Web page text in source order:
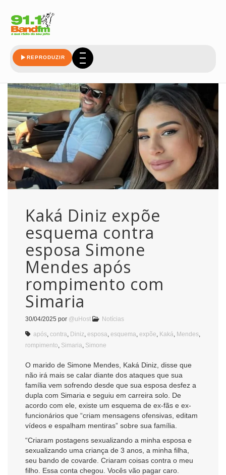
REPRODUZIR
Kaká Diniz expõe
esquema contra
esposa Simone
Mendes após
rompimento com
Simaria
30/04/2025 por @uHost Notícias
após contra Diniz esposa esquema expõe Kaká Mendes
rompimento Simaria Simone
O marido de Simone Mendes, Kaká Diniz, disse que
não irá mais se calar diante dos ataques que sua
família vem sofrendo desde que sua esposa desfez a
dupla com Simaria e seguiu em carreira solo. De
acordo com ele, existe um esquema de ex-fãs e ex-
funcionários que “criam mensagens ofensivas, editam
vídeos e espalham mentiras” sobre sua família.
“Criaram postagens sexualizando a minha esposa e
sexualizando uma criança de 3 anos, a minha filha,
seu bando de covarde. Criaram coisas contra o meu
filho. Essa conta chegou. Vocês vão pagar caro.